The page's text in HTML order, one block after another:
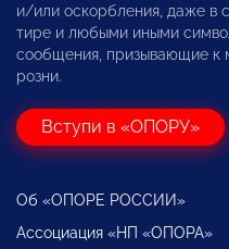
и/или оскорбления, даже в
тире и любыми иными
сообщения, призывающие к
розни.
Вступи в «ОПОРУ»
Об «ОПОРЕ РОССИИ»
Ассоциация «НП «ОПОРА»